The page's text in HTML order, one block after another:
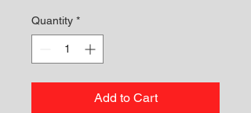
Quantity *
Add to Cart